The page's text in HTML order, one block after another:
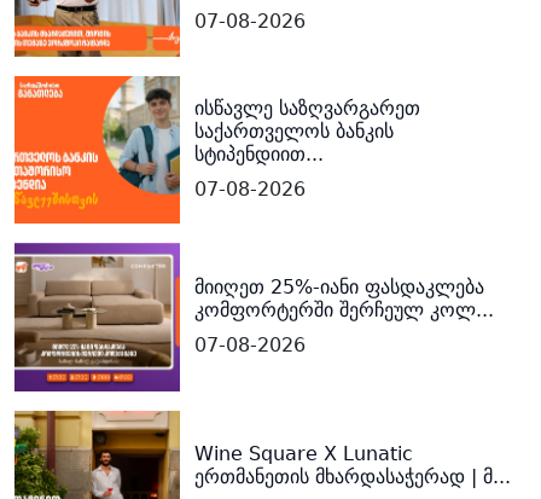
07-08-2026
ისწავლე საზღვარგარეთ
საქართველოს ბანკის
სტიპენდიით...
07-08-2026
მიიღეთ 25%-იანი ფასდაკლება
კომფორტერში შერჩეულ კოლ...
07-08-2026
Wine Square X Lunatic
ერთმანეთის მხარდასაჭერად | მ...